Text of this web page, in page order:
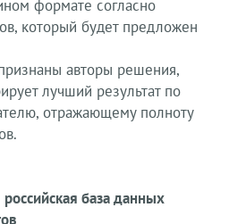
формате согласно
который будет предложен
авторы решения,
лучший результат по
отражающему полноту
база данных